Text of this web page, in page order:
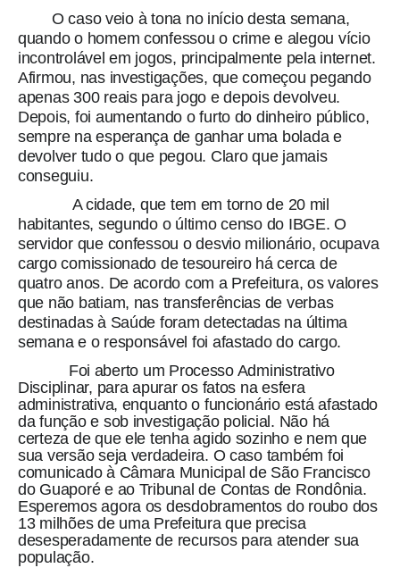
O caso veio à tona no início desta semana,
quando o homem confessou o crime e alegou vício
incontrolável em jogos, principalmente pela internet.
Afirmou, nas investigações, que começou pegando
apenas 300 reais para jogo e depois devolveu.
Depois, foi aumentando o furto do dinheiro público,
sempre na esperança de ganhar uma bolada e
devolver tudo o que pegou. Claro que jamais
conseguiu.
A cidade, que tem em torno de 20 mil
habitantes, segundo o último censo do IBGE.O
servidor que confessou o desvio milionário, ocupava
cargo comissionado de tesoureiro há cerca de
quatro anos. De acordo com a Prefeitura, os valores
que não batiam, nas transferências de verbas
destinadas à Saúde foram detectadas na última
semana e o responsável foi afastado do cargo.
Foi aberto um Processo Administrativo
Disciplinar, para apurar os fatos na esfera
administrativa, enquanto o funcionário está afastado
da função e sob investigação policial. Não há
certeza de que ele tenha agido sozinho e nem que
sua versão seja verdadeira. O caso também foi
comunicado à Câmara Municipal de São Francisco
do Guaporé e ao Tribunal de Contas de Rondônia.
Esperemos agora os desdobramentos do roubo dos
13 milhões de uma Prefeitura que precisa
desesperadamente de recursos para atender sua
população.